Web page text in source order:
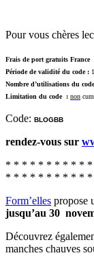
Pour vous chères
Frais de port gratuits France
Période de validité du code :
Nombre d’utilisations du
Limitation du code : non
Code: BLOGBB
rendez-vous sur
* * * * * * * * * *
* * * * * * * * * *
Form’elles propose
jusqu’au 30
Découvrez
manches chauves